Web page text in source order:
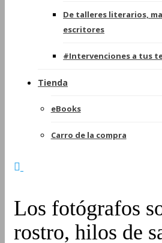
De talleres literarios,
escritores
#Intervenciones a tus
Tienda
eBooks
Carro de la compra
Los fotógrafos
rostro, hilos de